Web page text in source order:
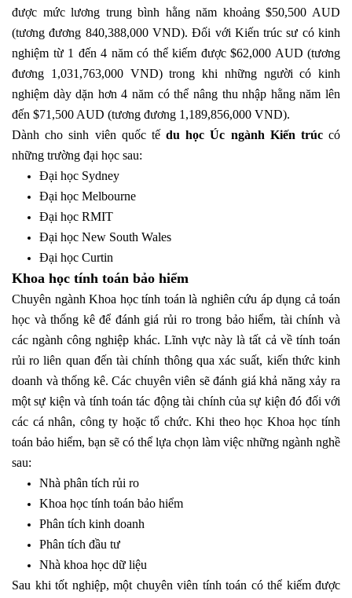
được mức lương trung bình hằng năm khoảng $50,500 AUD
(tương đương 840,388,000 VND). Đối với Kiến trúc sư có kinh
nghiệm từ 1 đến 4 năm có thể kiếm được $62,000 AUD (tương
đương 1,031,763,000 VND) trong khi những người có kinh
nghiệm dày dặn hơn 4 năm có thể nâng thu nhập hằng năm lên
đến $71,500 AUD (tương đương 1,189,856,000 VND).
Dành cho sinh viên quốc tế du học Úc ngành Kiến trúccó
những trường đại học sau:
Đại học Sydney
Đại học Melbourne
Đại học RMIT
Đại học New South Wales
Đại học Curtin
Khoa học tính toán bảo hiểm
Chuyên ngành Khoa học tính toán là nghiên cứu áp dụng cả toán
học và thống kê để đánh giá rủi ro trong bảo hiểm, tài chính và
các ngành công nghiệp khác. Lĩnh vực này là tất cả về tính toán
rủi ro liên quan đến tài chính thông qua xác suất, kiến thức kinh
doanh và thống kê. Các chuyên viên sẽ đánh giá khả năng xảy ra
một sự kiện và tính toán tác động tài chính của sự kiện đó đối với
các cá nhân, công ty hoặc tổ chức. Khi theo học Khoa học tính
toán bảo hiểm, bạn sẽ có thể lựa chọn làm việc những ngành nghề
sau:
Nhà phân tích rủi ro
Khoa học tính toán bảo hiểm
Phân tích kinh doanh
Phân tích đầu tư
Nhà khoa học dữ liệu
Sau khi tốt nghiệp, một chuyên viên tính toán có thể kiếm được